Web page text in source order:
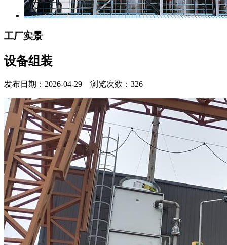
工厂实景
设备组装
发布日期：2026-04-29 浏览次数：326